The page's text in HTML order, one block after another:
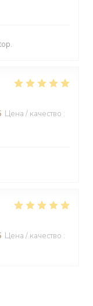
Цена / качество :
Цена / качество :